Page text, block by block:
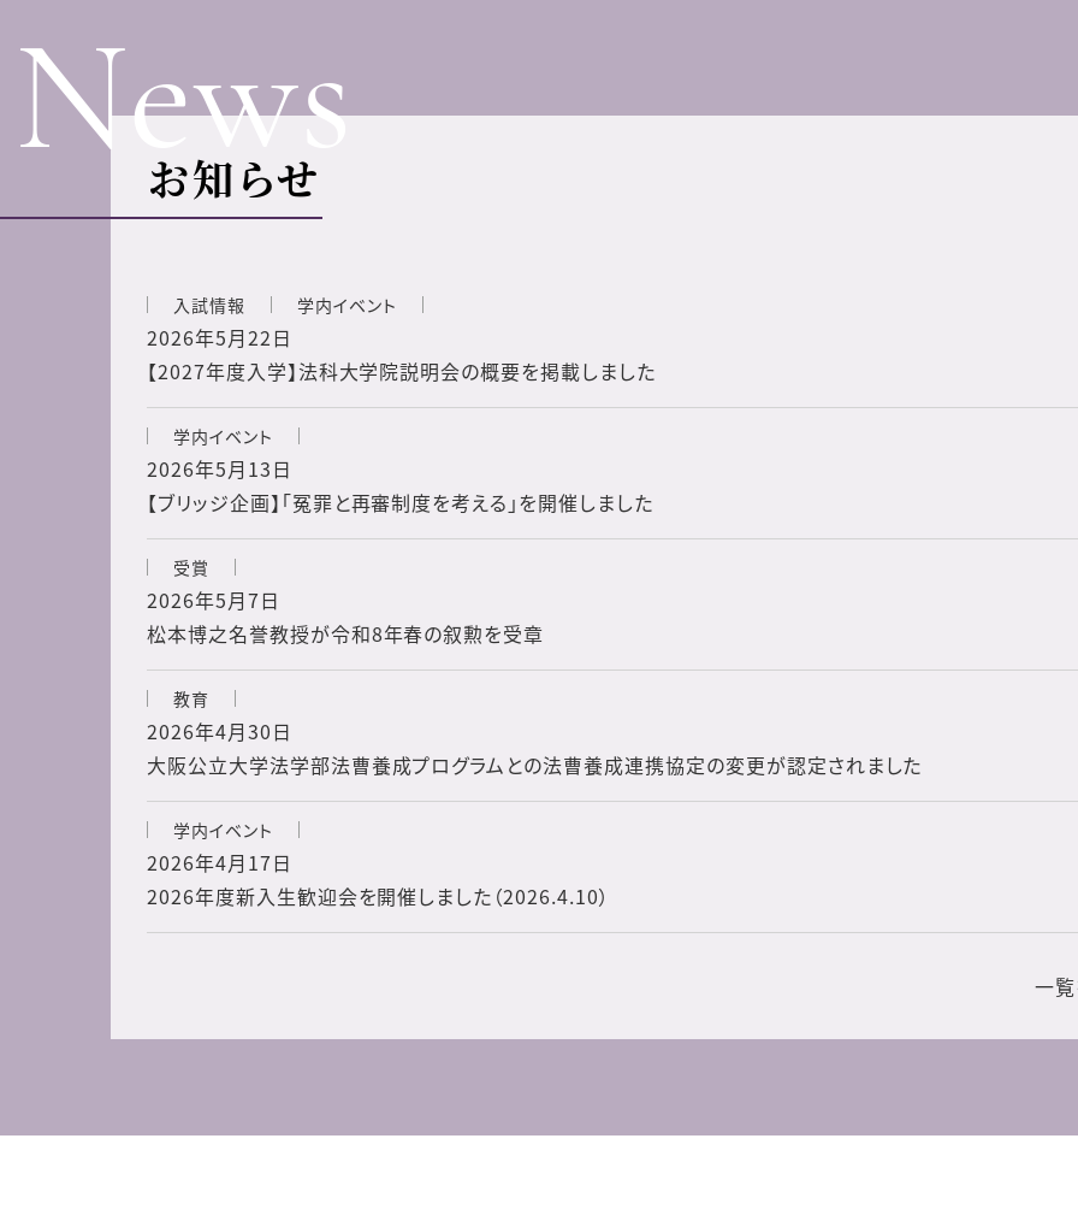
News
お知らせ
入試情報 学内イベント
2026年5月22日
【2027年度入学】法科大学院説明会の概要を掲載しました
学内イベント
2026年5月13日
【ブリッジ企画】「冤罪と再審制度を考える」を開催しました
受賞
2026年5月7日
松本博之名誉教授が令和8年春の叙勲を受章
教育
2026年4月30日
大阪公立大学法学部法曹養成プログラムとの法曹養成連携協定の変更が認定されました
学内イベント
2026年4月17日
2026年度新入生歓迎会を開催しました（2026.4.10）
一